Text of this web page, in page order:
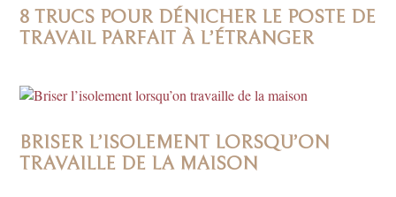
8 TRUCS POUR DÉNICHER LE POSTE DE
TRAVAIL PARFAIT À L’ÉTRANGER
BRISER L’ISOLEMENT LORSQU’ON
TRAVAILLE DE LA MAISON